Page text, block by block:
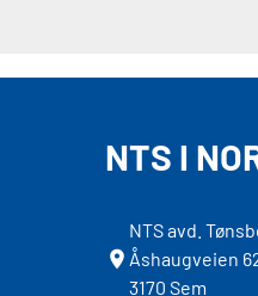
NTS I
NTS avd.
Åshaugveien
3170 Sem